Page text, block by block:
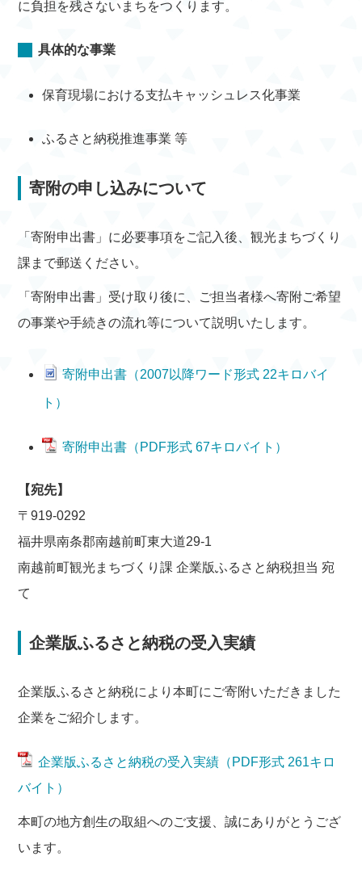
に負担を残さないまちをつくります。
具体的な事業
保育現場における支払キャッシュレス化事業
ふるさと納税推進事業 等
寄附の申し込みについて
「寄附申出書」に必要事項をご記入後、観光まちづくり
課まで郵送ください。
「寄附申出書」受け取り後に、ご担当者様へ寄附ご希望
の事業や手続きの流れ等について説明いたします。
寄附申出書（2007以降ワード形式 22キロバイ
ト）
寄附申出書（PDF形式 67キロバイト）
【宛先】
〒919-0292
福井県南条郡南越前町東大道29-1
南越前町観光まちづくり課 企業版ふるさと納税担当 宛
て
企業版ふるさと納税の受入実績
企業版ふるさと納税により本町にご寄附いただきました
企業をご紹介します。
企業版ふるさと納税の受入実績（PDF形式 261キロ
バイト）
本町の地方創生の取組へのご支援、誠にありがとうござ
います。